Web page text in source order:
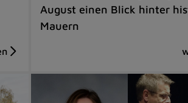
August einen Blick hinter
Mauern